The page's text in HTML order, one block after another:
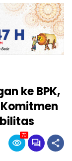
ke BPK,
70